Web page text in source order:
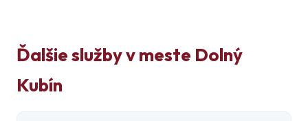
Ďalšie služby v meste Dolný
Kubín